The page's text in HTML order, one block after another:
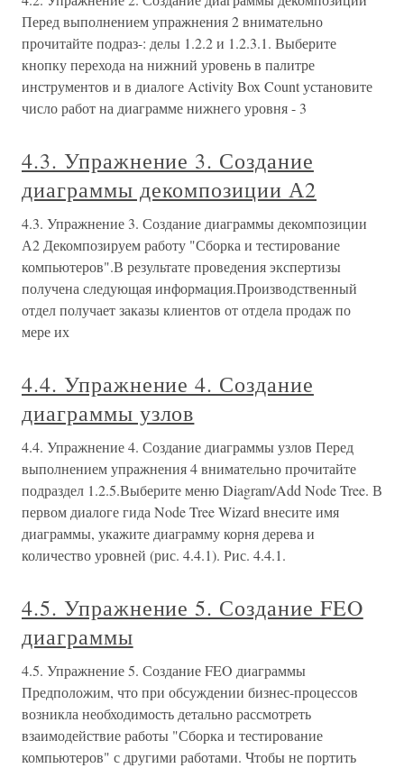
Перед выполнением упражнения 2 внимательно
прочитайте подраз-: делы 1.2.2 и 1.2.3.1. Выберите
кнопку перехода на нижний уровень в палитре
инструментов и в диалоге Activity Box Count установите
число работ на диаграмме нижнего уровня - 3
4.3. Упражнение 3. Создание
диаграммы декомпозиции А2
4.3. Упражнение 3. Создание диаграммы декомпозиции
А2 Декомпозируем работу "Сборка и тестирование
компьютеров".В результате проведения экспертизы
получена следующая информация.Производственный
отдел получает заказы клиентов от отдела продаж по
мере их
4.4. Упражнение 4. Создание
диаграммы узлов
4.4. Упражнение 4. Создание диаграммы узлов Перед
выполнением упражнения 4 внимательно прочитайте
подраздел 1.2.5.Выберите меню Diagram/Add Node Tree. В
первом диалоге гида Node Tree Wizard внесите имя
диаграммы, укажите диаграмму корня дерева и
количество уровней (рис. 4.4.1). Рис. 4.4.1.
4.5. Упражнение 5. Создание FEO
диаграммы
4.5. Упражнение 5. Создание FEO диаграммы
Предположим, что при обсуждении бизнес-процессов
возникла необходимость детально рассмотреть
взаимодействие работы "Сборка и тестирование
компьютеров" с другими работами. Чтобы не портить